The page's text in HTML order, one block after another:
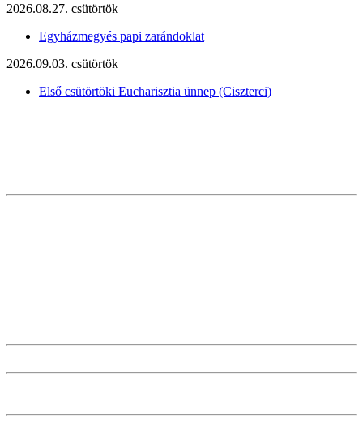
2026.08.27. csütörtök
Egyházmegyés papi zarándoklat
2026.09.03. csütörtök
Első csütörtöki Eucharisztia ünnep (Ciszterci)